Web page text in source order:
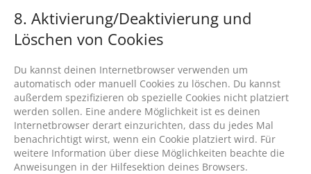
8. Aktivierung/Deaktivierung und
Löschen von Cookies
Du kannst deinen Internetbrowser verwenden um
automatisch oder manuell Cookies zu löschen. Du kannst
außerdem spezifizieren ob spezielle Cookies nicht platziert
werden sollen. Eine andere Möglichkeit ist es deinen
Internetbrowser derart einzurichten, dass du jedes Mal
benachrichtigt wirst, wenn ein Cookie platziert wird. Für
weitere Information über diese Möglichkeiten beachte die
Anweisungen in der Hilfesektion deines Browsers.